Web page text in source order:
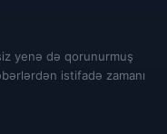
yenə də qorunurmuş
istifadə zamanı